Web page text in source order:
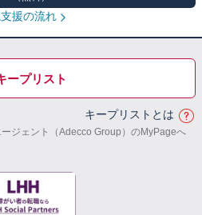
援の流れ
ープリスト
キープリストとは
ジェント（Adecco Group）のMyPageへ